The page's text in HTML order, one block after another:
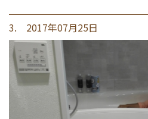
3. 2017年07月25日